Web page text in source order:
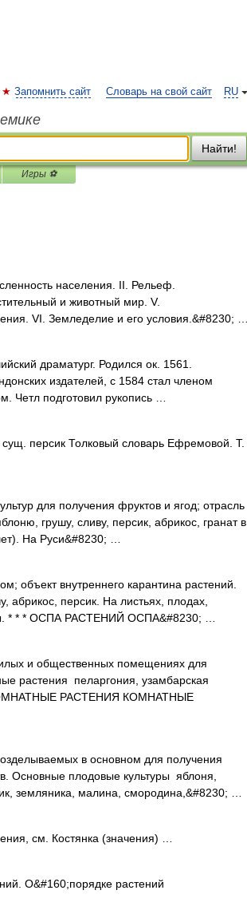
RU
Запомнить сайт Словарь на свой сайт
Найти!
Игры ⚽
населения. II. Рельеф.
и животный мир. V.
VI. Земледелие и его условия.&#8230; …
драматург. Родился ок. 1561.
издателей, с 1584 стал членом
Четл подготовил рукопись …
персик Толковый словарь Ефремовой. Т.
для получения фруктов и ягод; отрасль
грушу, сливу, персик, абрикос, гранат в
На Руси&#8230; …
объект внутреннего карантина растений.
абрикос, персик. На листьях, плодах,
* * * ОСПА РАСТЕНИЙ ОСПА&#8230; …
и общественных помещениях для
растения пеларгония, узамбарская
КОМНАТНЫЕ РАСТЕНИЯ КОМНАТНЫЕ
в основном для получения
Основные плодовые культуры яблоня,
земляника, малина, смородина,&#8230; …
см. Костянка (значения) …
О&#160;порядке растений